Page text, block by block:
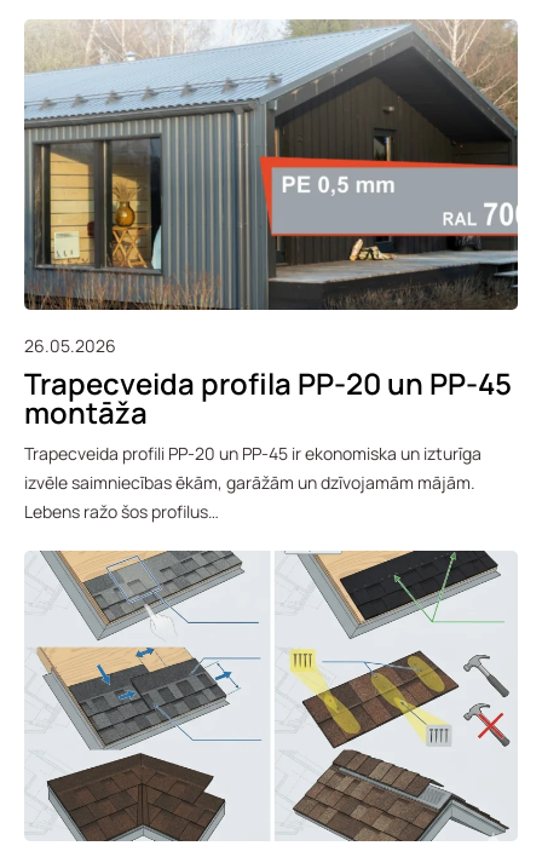
26.05.2026
Trapecveida profila PP-20 un PP-45
montāža
Trapecveida profili PP-20 un PP-45 ir ekonomiska un izturīga
izvēle saimniecības ēkām, garāžām un dzīvojamām mājām.
Lebens ražo šos profilus…